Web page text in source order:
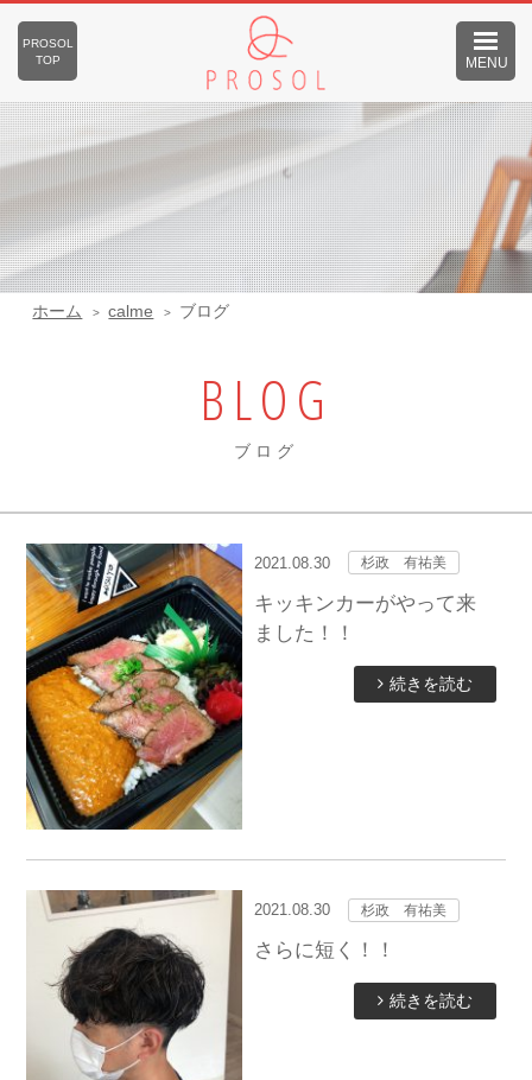
MENU
PROSOL
TOP
ホーム calme ブログ
BLOG
ブログ
2021.08.30 杉政 有祐美
キッキンカーがやって来
ました！！
続きを読む
2021.08.30 杉政 有祐美
さらに短く！！
続きを読む